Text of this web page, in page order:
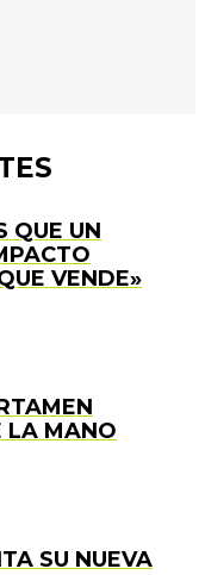
QUE UN
VENDE»
LA MANO
SU NUEVA